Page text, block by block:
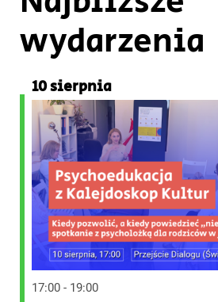
wydarzenia
10 sierpnia
17:00 - 19:00